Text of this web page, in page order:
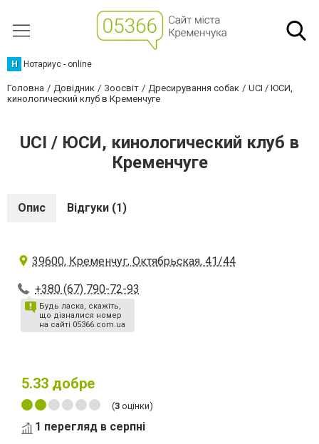
Н Нотариус - online
Головна Довідник Зоосвіт Дресирування собак
UCI / ЮСИ,
кинологический клуб в Кременчуге
UCI / ЮСИ, кинологический клуб в
Кременчуге
Опис Відгуки (1)
39600, Кременчуг, Октябрьская, 41/44
+380 (67) 790-72-93
Будь ласка, скажіть,
що дізналися номер
на сайті 05366.com.ua
5.33 добре
(3 оцінки)
1 перегляд в серпні